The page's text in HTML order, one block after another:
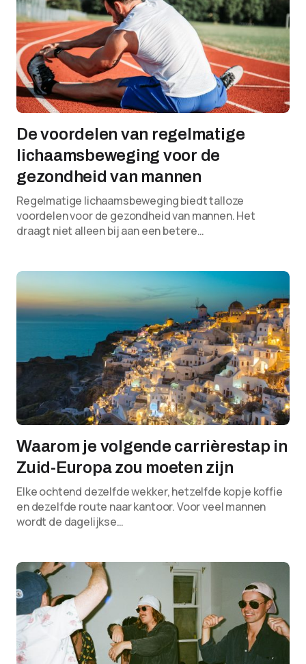
De voordelen van regelmatige
lichaamsbeweging voor de
gezondheid van mannen
Regelmatige lichaamsbeweging biedt talloze
voordelen voor de gezondheid van mannen. Het
draagt niet alleen bij aan een betere…
Waarom je volgende carrièrestap in
Zuid-Europa zou moeten zijn
Elke ochtend dezelfde wekker, hetzelfde kopje koffie
en dezelfde route naar kantoor. Voor veel mannen
wordt de dagelijkse…